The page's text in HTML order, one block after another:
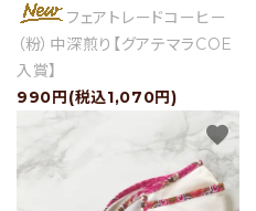
フェアトレードコーヒー
（粉）中深煎り【グアテマラCOE
入賞】
990円(税込1,070円)
favorite